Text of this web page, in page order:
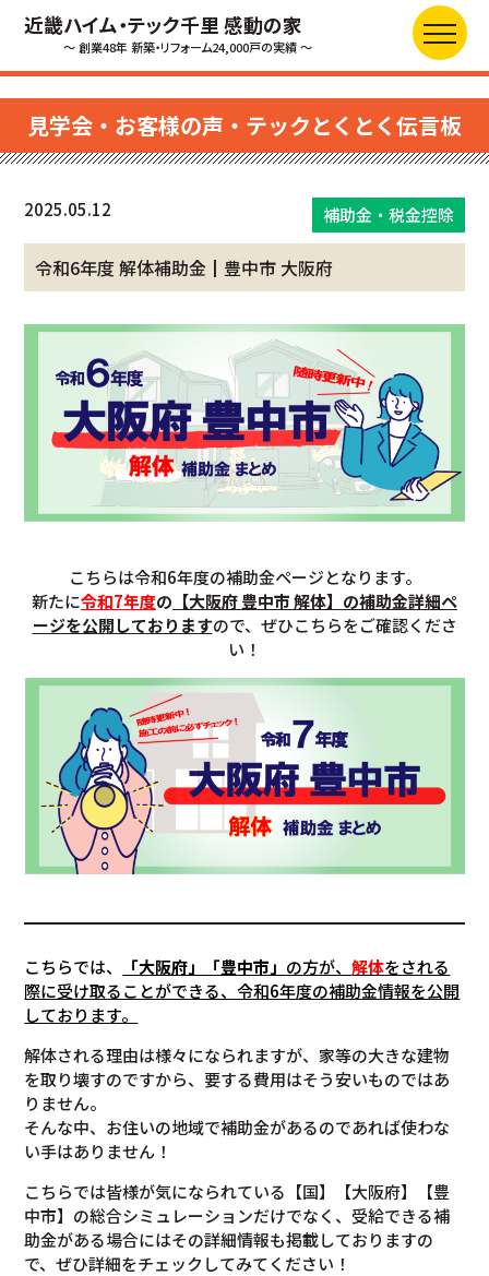
近畿ハイム・テック千里 感動の家
～ 創業48年 新築・リフォーム24,000戸の実績 ～
見学会・お客様の声・テックとくとく伝言板
2025.05.12 補助金・税金控除
令和6年度 解体補助金┃豊中市 大阪府
こちらは令和6年度の補助金ページとなります。
新たに令和7年度の 【大阪府 豊中市解体】の補助金詳細ペ
ージを公開しておりますので、ぜひこちらをご確認くださ
い！
こちらでは、 「大阪府」「豊中市」 の方が、解体をされる
際に受け取ることができる、令和6年度の補助金情報を公開
しております。
解体される理由は様々になられますが、家等の大きな建物
を取り壊すのですから、要する費用はそう安いものではあ
りません。
そんな中、お住いの地域で補助金があるのであれば使わな
い手はありません！
こちらでは皆様が気になられている【国】【大阪府】【豊
中市】の総合シミュレーションだけでなく、受給できる補
助金がある場合にはその詳細情報も掲載しておりますの
で、ぜひ詳細をチェックしてみてください！